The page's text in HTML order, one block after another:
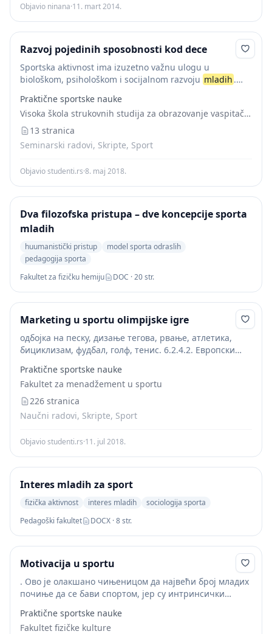
Objavio ninana·11. mart 2014.
Razvoj pojedinih sposobnosti kod dece
Sportska aktivnost ima izuzetno važnu ulogu u
biološkom, psihološkom i socijalnom razvoju mladih .
imaju tako celovit uticaj, pa se nameće...
Praktične sportske nauke
Visoka škola strukovnih studija za obrazovanje vaspitača i trenera
13 stranica
Seminarski radovi, Skripte, Sport
Objavio studenti.rs·8. maj 2018.
Dva filozofska pristupa – dve koncepcije sporta
mladih
huumanistički pristup
model sporta odraslih
pedagogija sporta
Fakultet za fizičku hemiju
DOC · 20 str.
Marketing u sportu olimpijske igre
одбојка на песку, дизање тегова, рвање, атлетика,
бициклизам, фудбал, голф, тенис. 6.2.4.2. Европски
олимпијски фестивал младих је спортско такмичење
за младе спортисте (узраста 16-17...
Praktične sportske nauke
Fakultet za menadžement u sportu
226 stranica
Naučni radovi, Skripte, Sport
Objavio studenti.rs·11. jul 2018.
Interes mladih za sport
fizička aktivnost interes mladih
sociologija sporta
Pedagoški fakultet
DOCX · 8 str.
Motivacija u sportu
. Ово је олакшано чињеницом да највећи број младих
почиње да се бави спортом, јер су интринсички
уживају да их неко оцењује...
Praktične sportske nauke
Fakultet fizičke kulture